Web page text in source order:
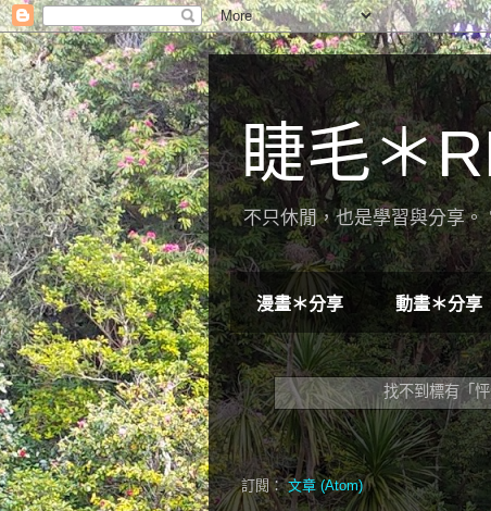
睫毛＊
不只休閒，也是學習與分享
漫畫＊分享 動畫＊分享
找不到標有「
訂閱：文章 (Atom)